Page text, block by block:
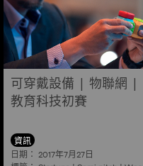
可穿戴設備 | 物聯網 |
教育科技初賽
資訊
日期： 2017年7月27日